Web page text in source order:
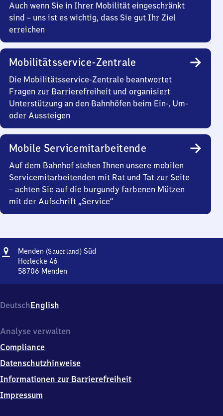
Auch wenn Sie in Ihrer Mobilität eingeschränkt
sind – uns ist es wichtig, dass Sie gut Ihr Ziel
erreichen
Mobilitätsservice-Zentrale
Die Mobilitätsservice-Zentrale beantwortet
Fragen zur Barrierefreiheit und organisiert
Unterstützung an den Bahnhöfen beim Ein-, Um-
oder Aussteigen
Mobile Servicemitarbeitende
Auf dem Bahnhof stehen Ihnen unsere mobilen
Servicemitarbeitenden mit Rat und Tat zur Seite
– achten Sie auf die burgundy farbenen Mützen
mit der Aufschrift „Service“
Adresse
Menden (Sauerland)SüdMenden
Horlecke 46
58706 Menden
Süd,
Horlecke
5
7
0
Menden
DeutschEnglish
Analyse verwalten
Compliance
Datenschutzhinweise
Informationen zur Barrierefreiheit
Impressum